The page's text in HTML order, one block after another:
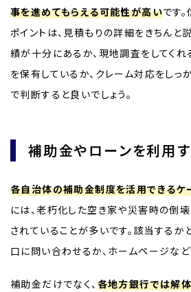
事を進めてもらえる可能性が高いです
ポイントは、見積もりの詳細をきちんと
績が十分にあるか、現地調査をしてく
を保有しているか、クレーム対応をしっ
で判断すると良いでしょう。
補助金やローンを利用
各自治体の補助金制度を活用できるケ
には、老朽化した空き家や災害時の倒
されていることが多いです。該当するか
口に問い合わせるか、ホームページなど
補助金だけでなく、 各地方銀行では解